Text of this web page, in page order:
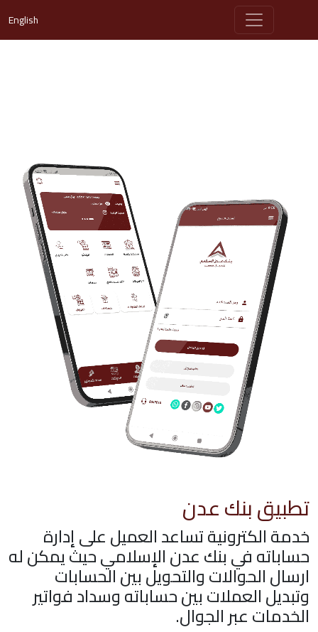
English
تطبيق بنك عدن
خدمة الكترونية تساعد العميل على إدارة
حساباته في بنك عدن الإسلامي حيث يمكن له
ارسال الحوالات والتحويل بين الحسابات
وتبديل العملات بين حساباته وسداد فواتير
الخدمات عبر الجوال.